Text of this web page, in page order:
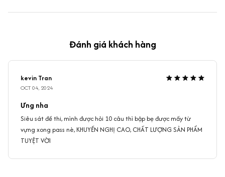
Đánh giá khách hàng
kevin Tran
OCT 04, 2024
Ưng nha
Siêu sát đề thi, mình được hỏi 10 câu thì bập bẹ được mấy từ
vựng xong pass nè, KHUYẾN NGHỊ CAO, CHẤT LƯỢNG SẢN PHẨM
TUYỆT VỜI